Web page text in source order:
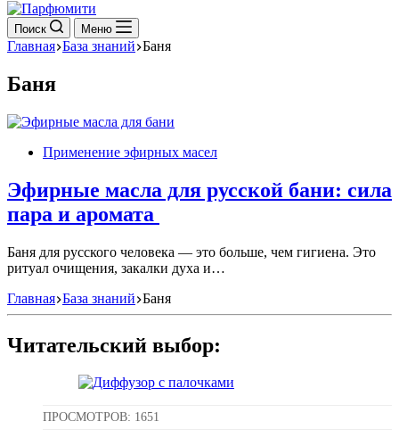
Поиск Меню
Главная База знаний Баня
Баня
Применение эфирных масел
Эфирные масла для русской бани: сила
пара и аромата
Баня для русского человека — это больше, чем гигиена. Это
ритуал очищения, закалки духа и…
Главная База знаний Баня
Читательский выбор:
ПРОСМОТРОВ: 1651